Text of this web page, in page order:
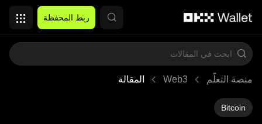
ربط المحفظة
منصة التعلُّم Web3 المقالة
Bitcoin